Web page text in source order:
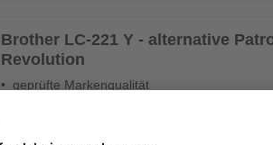
Brother LC-221 Y - alternative
Revolution
geprüfte Markenqualität